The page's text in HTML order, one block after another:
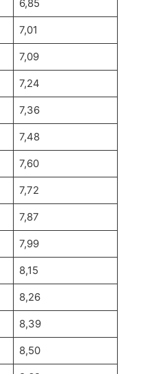
6,85
7,01
7,09
7,24
7,36
7,48
7,60
7,72
7,87
7,99
8,15
8,26
8,39
8,50